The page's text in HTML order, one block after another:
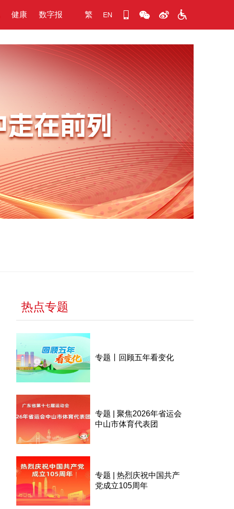
健康 数字报 繁 EN
热点专题
专题丨回顾五年看变化
专题 | 聚焦2026年省运会
中山市体育代表团
专题 | 热烈庆祝中国共产
党成立105周年